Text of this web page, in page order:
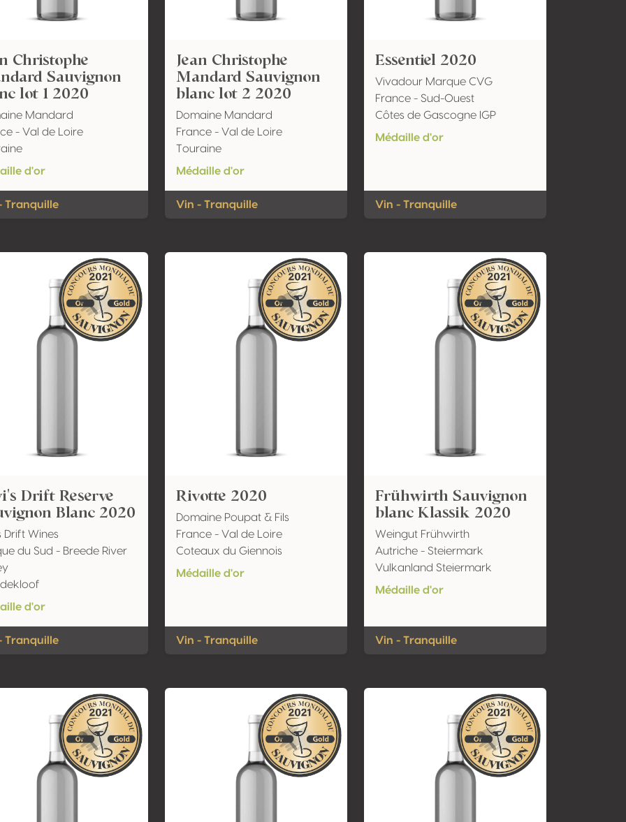
Christophe
Sauvignon
lot 1 2020
Mandard
- Val de Loire
d'or
Tranquille
Jean Christophe
Mandard Sauvignon
blanc lot 2 2020
Domaine Mandard
France - Val de Loire
Touraine
Médaille d'or
Vin - Tranquille
Essentiel 2020
Vivadour Marque CVG
France - Sud-Ouest
Côtes de Gascogne IGP
Médaille d'or
Vin - Tranquille
Drift Reserve
Blanc 2020
Drift Wines
du Sud - Breede River
d'or
Tranquille
Rivotte 2020
Domaine Poupat & Fils
France - Val de Loire
Coteaux du Giennois
Médaille d'or
Vin - Tranquille
Frühwirth Sauvignon
blanc Klassik 2020
Weingut Frühwirth
Autriche - Steiermark
Vulkanland Steiermark
Médaille d'or
Vin - Tranquille